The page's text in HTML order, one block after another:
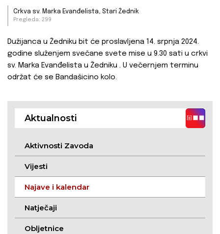
Crkva sv. Marka Evanđelista, Stari Žednik
Pregleda: 299
Dužijanca u Žedniku bit će proslavljena 14. srpnja 2024.
godine služenjem svečane svete mise u 9.30 sati u crkvi
sv. Marka Evanđelista u Žedniku . U večernjem terminu
održat će se Bandašicino kolo.
Aktualnosti
Aktivnosti Zavoda
Vijesti
Najave i kalendar
Natječaji
Obljetnice